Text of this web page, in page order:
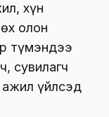
хүн
олон
түмэндээ
сувилагч
үйлсэд